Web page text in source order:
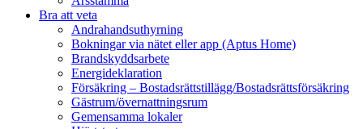
Bra att veta
Andrahandsuthyrning
Bokningar via nätet eller app (Aptus Home)
Brandskyddsarbete
Energideklaration
Försäkring – Bostadsrättstillägg/Bostadsrättsförsäkring
Gästrum/övernattningsrum
Gemensamma lokaler